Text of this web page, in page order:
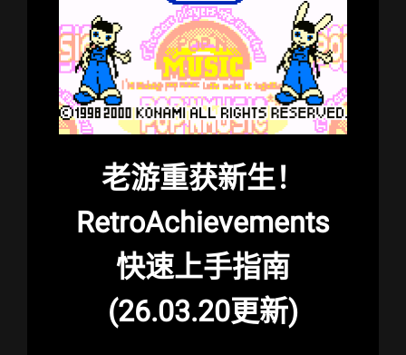
老游重获新生！
RetroAchievements
快速上手指南
(26.03.20更新)